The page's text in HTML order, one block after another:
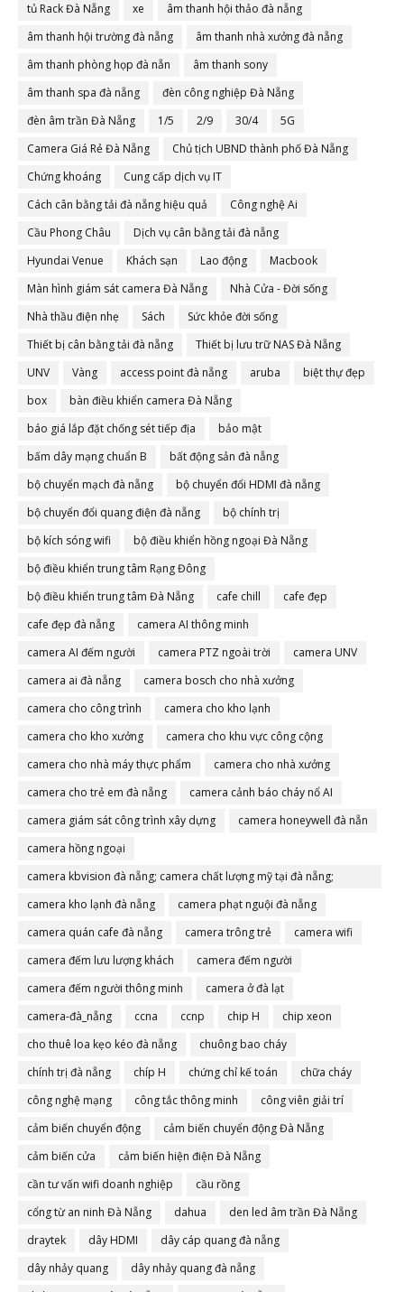
tủ Rack Đà Nẵng
xe
âm thanh hội thảo đà nẵng
âm thanh hội trường đà nẵng
âm thanh nhà xưởng đà nẵng
âm thanh phòng họp đà nẵn
âm thanh sony
âm thanh spa đà nẵng
đèn công nghiệp Đà Nẵng
đèn âm trần Đà Nẵng
1/5 2/9 30/4
5G
Camera Giá Rẻ Đà Nẵng
Chủ tịch UBND thành phố Đà Nẵng
Chứng khoáng
Cung cấp dịch vụ IT
Cách cân bằng tải đà nẵng hiệu quả
Công nghệ Ai
Cầu Phong Châu
Dịch vụ cân bằng tải đà nẵng
Hyundai Venue
Khách sạn Lao động
Macbook
Màn hình giám sát camera Đà Nẵng
Nhà Cửa - Đời sống
Nhà thầu điện nhẹ
Sách
Sức khỏe đời sống
Thiết bị cân bằng tải đà nẵng
Thiết bị lưu trữ NAS Đà Nẵng
UNV
Vàng access point đà nẵng aruba
biệt thự đẹp
box
bàn điều khiển camera Đà Nẵng
báo giá lắp đặt chống sét tiếp địa
bảo mật
bấm dây mạng chuẩn B
bất động sản đà nẵng
bộ chuyển mạch đà nẵng
bộ chuyển đổi HDMI đà nẵng
bộ chuyển đổi quang điện đà nẵng
bộ chính trị
bộ kích sóng wifi
bộ điều khiển hồng ngoại Đà Nẵng
bộ điều khiển trung tâm Rạng Đông
bộ điều khiển trung tâm Đà Nẵng
cafe chill
cafe đẹp
cafe đẹp đà nẵng
camera AI thông minh
camera AI đếm người
camera PTZ ngoài trời
camera UNV
camera ai đà nẵng
camera bosch cho nhà xưởng
camera cho công trình
camera cho kho lạnh
camera cho kho xưởng
camera cho khu vực công cộng
camera cho nhà máy thực phẩm
camera cho nhà xưởng
camera cho trẻ em đà nẵng
camera cảnh báo cháy nổ AI
camera giám sát công trình xây dựng
camera honeywell đà nẵn
camera hồng ngoại
camera kbvision đà nẵng; camera chất lượng mỹ tại đà nẵng;
camera đà nẵng
camera kho lạnh đà nẵng
camera phạt nguội đà nẵng
camera quán cafe đà nẵng
camera trông trẻ
camera wifi
camera đếm lưu lượng khách
camera đếm người
camera đếm người thông minh
camera ở đà lạt
camera-đà_nẵng
ccna ccnp chip H
chip xeon
cho thuê loa kẹo kéo đà nẵng
chuông bao cháy
chính trị đà nẵng
chíp H chứng chỉ kế toán
chữa cháy
công nghệ mạng
công tắc thông minh
công viên giải trí
cảm biến chuyển động
cảm biến chuyển động Đà Nẵng
cảm biến cửa
cảm biến hiện điện Đà Nẵng
cần tư vấn wifi doanh nghiệp
cầu rồng
cổng từ an ninh Đà Nẵng
dahua
den led âm trần Đà Nẵng
draytek
dây HDMI
dây cáp quang đà nẵng
dây nhảy quang
dây nhảy quang đà nẵng